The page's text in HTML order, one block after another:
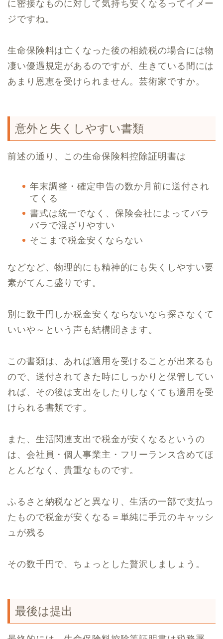
に密接なものに対して気持ち安くなるってイメー
ジですね。
生命保険料は亡くなった後の相続税の場合には物
凄い優遇規定があるのですが、生きている間には
あまり恩恵を受けられません。芸術家ですか。
意外と失くしやすい書類
前述の通り、この生命保険料控除証明書は
年末調整・確定申告の数か月前に送付され
てくる
書式は統一でなく、保険会社によってバラ
バラで混ざりやすい
そこまで税金安くならない
などなど、物理的にも精神的にも失くしやすい要
素がてんこ盛りです。
別に数千円しか税金安くならないなら探さなくて
いいや～という声も結構聞きます。
この書類は、あれば適用を受けることが出来るも
ので、送付されてきた時にしっかりと保管してい
れば、その後は支出をしたりしなくても適用を受
けられる書類です。
また、生活関連支出で税金が安くなるというの
は、会社員・個人事業主・フリーランス含めてほ
とんどなく、貴重なものです。
ふるさと納税などと異なり、生活の一部で支払っ
たもので税金が安くなる＝単純に手元のキャッシ
ュが残る
その数千円で、ちょっとした贅沢しましょう。
最後は提出